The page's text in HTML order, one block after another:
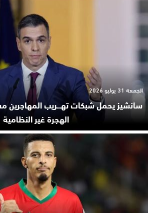
سانشيز يحمل شبكات تهـ.ـريب المهاجرين
الهجرة غير النظامية
الجمعة 31 يوليو 2026